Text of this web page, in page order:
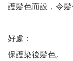
護髮色而設，令髮
好處：
保護染後髮色。